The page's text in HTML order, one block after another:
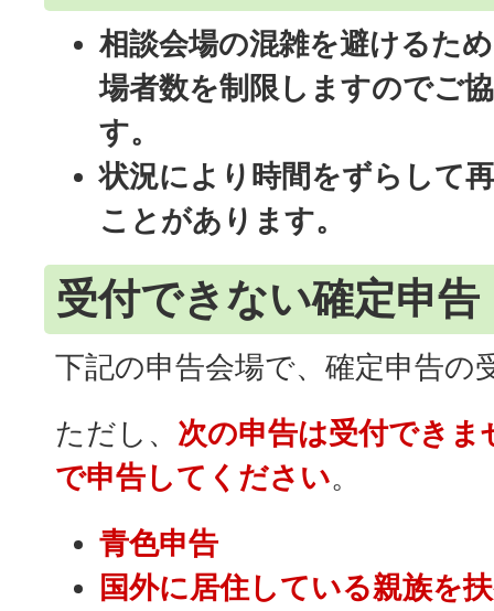
相談会場の混雑を避けるた
場者数を制限しますのでご
す。
状況により時間をずらして
ことがあります。
受付できない確定申告
下記の申告会場で、確定申告の
ただし、 次の申告は受付できま
で申告してください。
青色申告
国外に居住している親族を